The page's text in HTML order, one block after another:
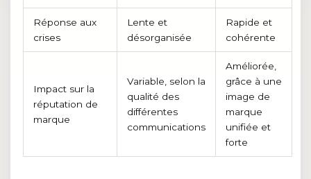
Réponse aux
crises
Lente et
désorganisée
Rapide et
cohérente
Impact sur la
réputation de
marque
Variable, selon la
qualité des
différentes
communications
Améliorée,
grâce à une
image de
marque
unifiée et
forte